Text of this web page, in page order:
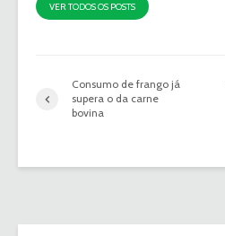
VER TODOS OS POSTS
Consumo de frango já
supera o da carne
bovina